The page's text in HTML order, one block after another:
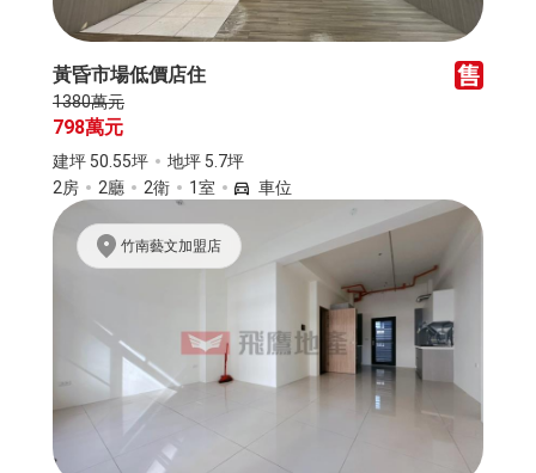
黃昏市場低價店住
1380萬元
798萬元
建坪 50.55坪
地坪 5.7坪
2房
2廳 2衛 1室 車位
竹南藝文加盟店